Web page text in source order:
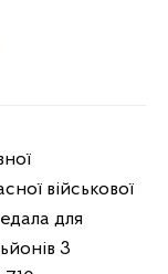
військової
для
3